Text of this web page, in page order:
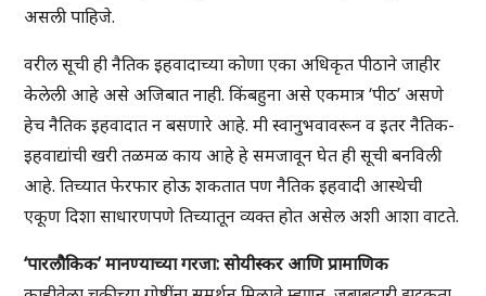
असली पाहिजे.
वरील सूची ही नैतिक इहवादाच्या कोणा एका अधिकृत पीठाने जाहीर
केलेली आहे असे अजिबात नाही. किंबहुना असे एकमात्र ‘पीठ’ असणे
हेच नैतिक इहवादात न बसणारे आहे. मी स्वानुभवावरून व इतर नैतिक-
इहवाद्यांची खरी तळमळ काय आहे हे समजावून घेत ही सूची बनविली
आहे. तिच्यात फेरफार होऊ शकतात पण नैतिक इहवादी आस्थेची
एकूण दिशा साधारणपणे तिच्यातून व्यक्त होत असेल अशी आशा वाटते.
‘पारलौकिक’ मानण्याच्या गरजा: सोयीस्कर आणि प्रामाणिक